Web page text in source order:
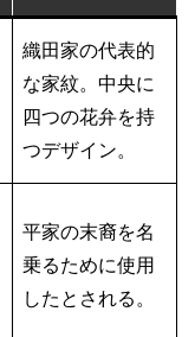
織田家の代表的
な家紋。中央に
四つの花弁を持
つデザイン。
平家の末裔を名
乗るために使用
したとされる。